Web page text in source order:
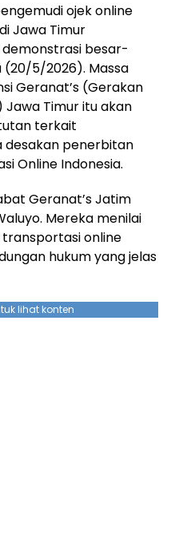
ojek online
Jawa Timur
besar-
(20/5/2026). Massa
Geranat’s (Gerakan
Timur itu akan
terkait
desakan penerbitan
Online Indonesia.
Geranat’s Jatim
Mereka menilai
online
hukum yang jelas
lihat konten